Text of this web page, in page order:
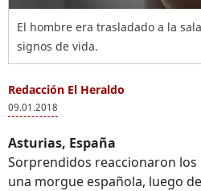
El hombre era trasladado a la
signos de vida.
Redacción El Heraldo
09.01.2018
Asturias, España
Sorprendidos reaccionaron los
una morgue española, luego